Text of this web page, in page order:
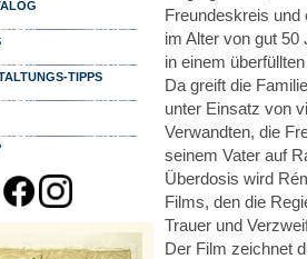
TIPPS
Freundeskreis und
im Alter von gut
in einem
Da greift die
unter Einsatz von
Verwandten, die
seinem Vater auf
Überdosis wird
Films, den die
Trauer und
Der Film zeichnet